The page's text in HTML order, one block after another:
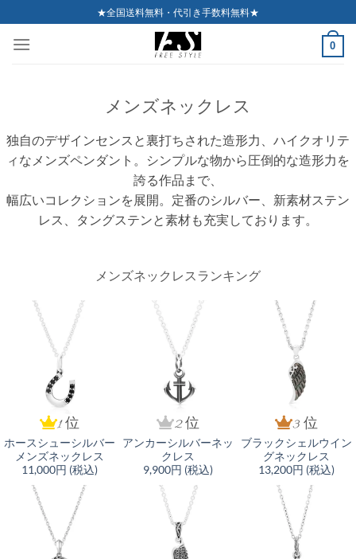
to
content
★全国送料無料・代引き手数料無料★
0
メンズネックレス
独自のデザインセンスと裏打ちされた造形力、ハイクオリテ
ィなメンズペンダント。シンプルな物から圧倒的な造形力を
誇る作品まで、
幅広いコレクションを展開。定番のシルバー、新素材ステン
レス、タングステンと素材も充実しております。
メンズネックレスランキング
1 位
ホースシューシルバー
メンズネックレス
11,000円 (税込)
2 位
アンカーシルバーネッ
クレス
9,900円 (税込)
3 位
ブラックシェルウイン
グネックレス
13,200円 (税込)